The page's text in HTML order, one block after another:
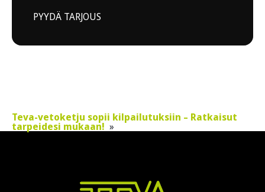
PYYDÄ TARJOUS
Teva-vetoketju sopii kilpailutuksiin – Ratkaisut
tarpeidesi mukaan!